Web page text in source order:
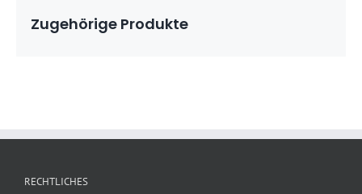
Zugehörige Produkte
RECHTLICHES